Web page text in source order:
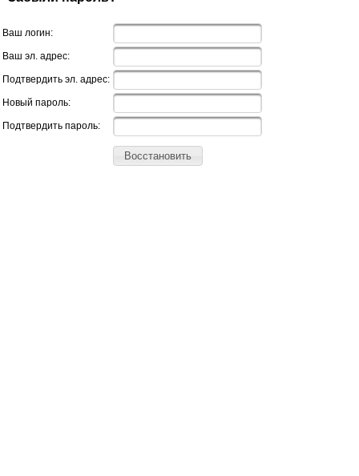
Ваш логин:
Ваш эл. адрес:
Подтвердить эл. адрес:
Новый пароль:
Подтвердить пароль:
Восстановить